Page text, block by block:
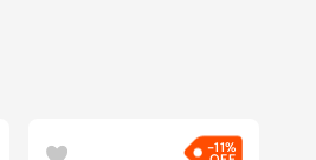
-11%